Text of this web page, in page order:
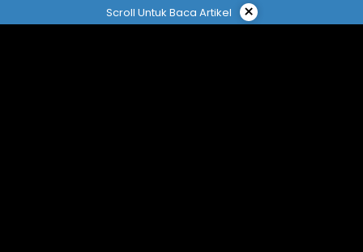
ke
Scroll Untuk Baca Artikel ×